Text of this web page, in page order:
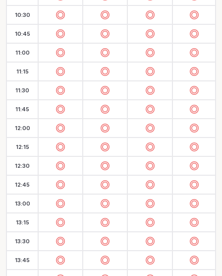
10:30
10:45
11:00
11:15
11:30
11:45
12:00
12:15
12:30
12:45
13:00
13:15
13:30
13:45